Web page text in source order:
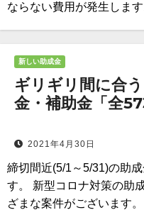
ならない費用が発生しま
新しい助成金
ギリギリ間に合
金・補助金「全
2021年4月30日
締切間近(5/1～5/31)の助
す。 新型コロナ対策の助
ざまな案件がございます